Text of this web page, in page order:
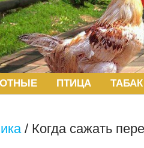
ПТИЦА ТАБАК
/ Когда сажать